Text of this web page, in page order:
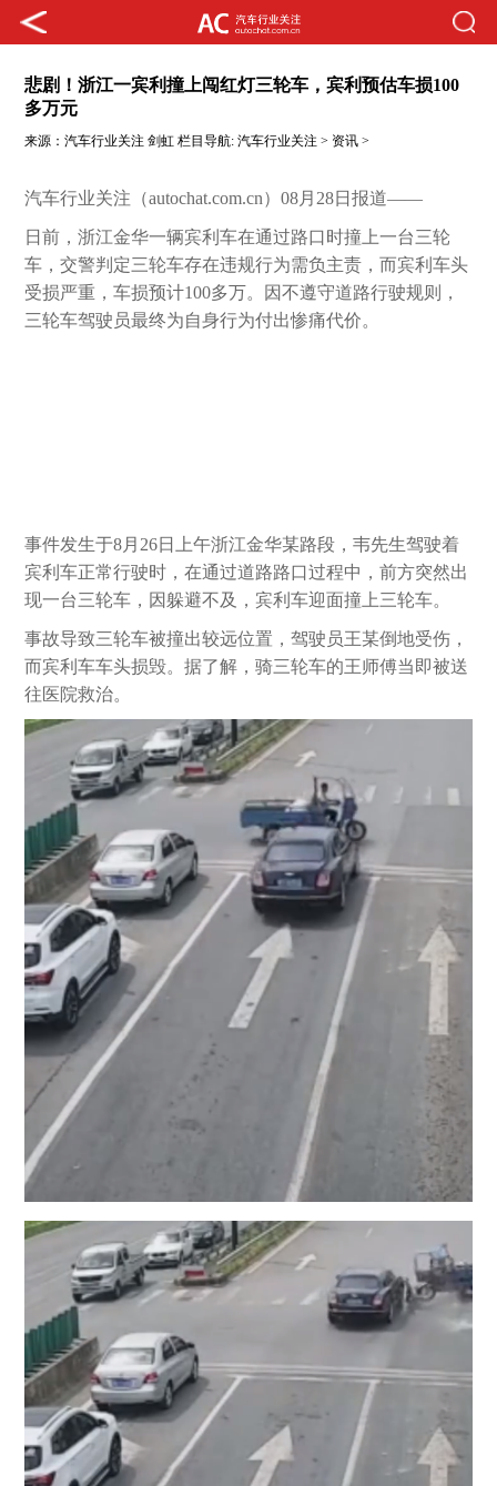
悲剧！浙江一宾利撞上闯红灯三轮车，宾利预估车损100
多万元
来源：汽车行业关注 剑虹 栏目导航:汽车行业关注 > 资讯 >
汽车行业关注（autochat.com.cn）08月28日报道——
日前，浙江金华一辆宾利车在通过路口时撞上一台三轮
车，交警判定三轮车存在违规行为需负主责，而宾利车头
受损严重，车损预计100多万。因不遵守道路行驶规则，
三轮车驾驶员最终为自身行为付出惨痛代价。
事件发生于8月26日上午浙江金华某路段，韦先生驾驶着
宾利车正常行驶时，在通过道路路口过程中，前方突然出
现一台三轮车，因躲避不及，宾利车迎面撞上三轮车。
事故导致三轮车被撞出较远位置，驾驶员王某倒地受伤，
而宾利车车头损毁。据了解，骑三轮车的王师傅当即被送
往医院救治。